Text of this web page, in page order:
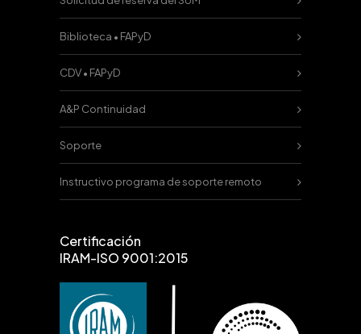
Biblioteca • FAPyD
CDV • FAPyD
A&P Continuidad
Soporte
Instructivo programa de soporte remoto
Certificación
IRAM-ISO 9001:2015